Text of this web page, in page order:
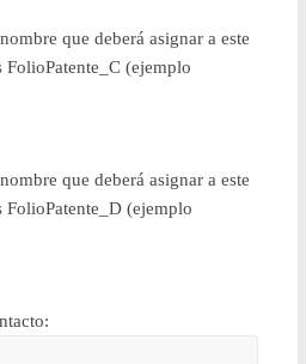
que deberá asignar a este
(ejemplo
que deberá asignar a este
FolioPatente_D (ejemplo